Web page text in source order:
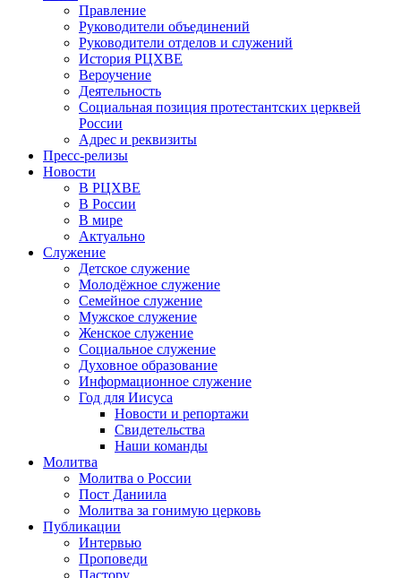
Правление
Руководители объединений
Руководители отделов и служений
История РЦХВЕ
Вероучение
Деятельность
Социальная позиция протестантских церквей
России
Адрес и реквизиты
Пресс-релизы
Новости
В РЦХВЕ
В России
В мире
Актуально
Служение
Детское служение
Молодёжное служение
Семейное служение
Мужское служение
Женское служение
Социальное служение
Духовное образование
Информационное служение
Год для Иисуса
Новости и репортажи
Свидетельства
Наши команды
Молитва
Молитва о России
Пост Даниила
Молитва за гонимую церковь
Публикации
Интервью
Проповеди